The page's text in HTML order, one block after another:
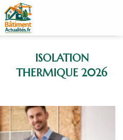
ISOLATION
THERMIQUE 2026